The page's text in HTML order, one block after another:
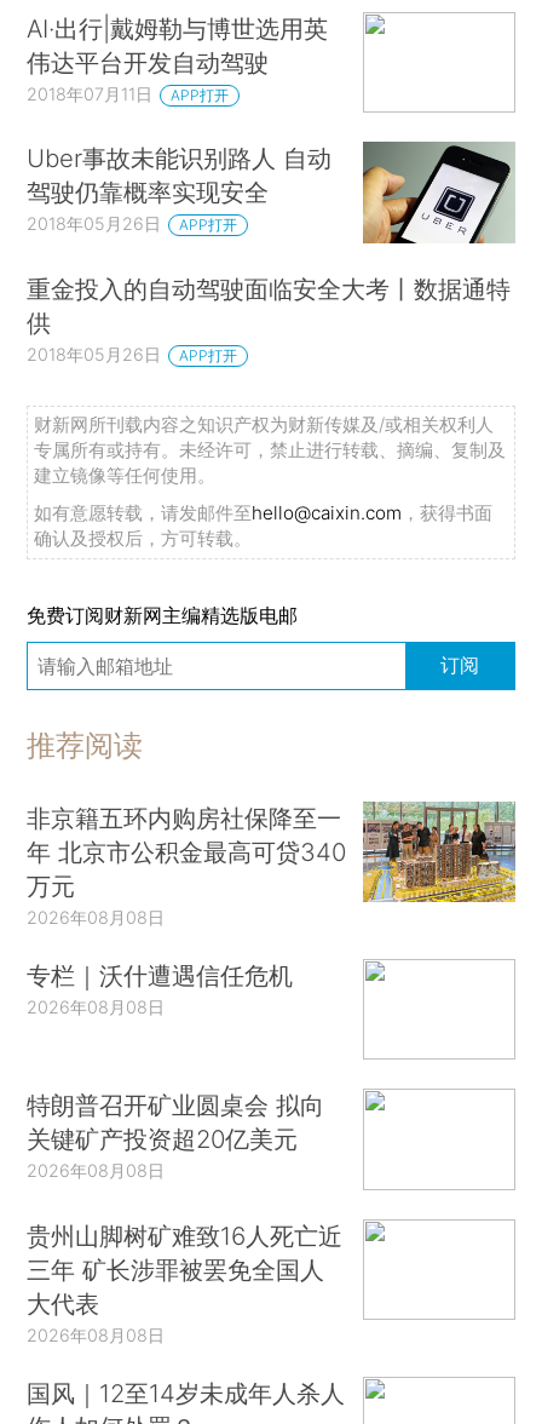
AI·出行|戴姆勒与博世选用英
伟达平台开发自动驾驶
2018年07月11日 APP打开
Uber事故未能识别路人 自动
驾驶仍靠概率实现安全
2018年05月26日 APP打开
重金投入的自动驾驶面临安全大考丨数据通特
供
2018年05月26日 APP打开
财新网所刊载内容之知识产权为财新传媒及/或相关权利人
专属所有或持有。未经许可，禁止进行转载、摘编、复制及
建立镜像等任何使用。
如有意愿转载，请发邮件至hello@caixin.com ，获得书面
确认及授权后，方可转载。
免费订阅财新网主编精选版电邮
订阅
推荐阅读
非京籍五环内购房社保降至一
年 北京市公积金最高可贷340
万元
2026年08月08日
专栏｜沃什遭遇信任危机
2026年08月08日
特朗普召开矿业圆桌会 拟向
关键矿产投资超20亿美元
2026年08月08日
贵州山脚树矿难致16人死亡近
三年 矿长涉罪被罢免全国人
大代表
2026年08月08日
国风｜12至14岁未成年人杀人